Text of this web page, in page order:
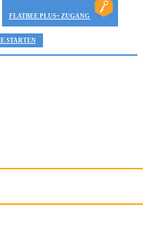
FLATBEE PLUS+ ZUGANG
STARTEN